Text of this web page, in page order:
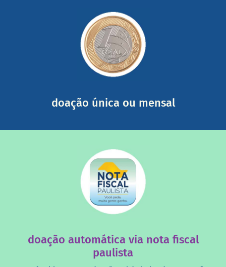
doação única ou mensal
mail mostrando tudo o que fizemos com a sua ajuda
somada a de outras pessoas.
saiba mais
doação automática via nota fiscal
paulista
saiba mais